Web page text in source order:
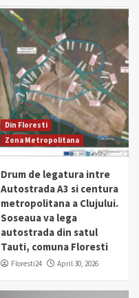
Din Floresti
Zona Metropolitana
Drum de legatura intre
Autostrada A3 si centura
metropolitana a Clujului.
Soseaua va lega
autostrada din satul
Tauti, comuna Floresti
Floresti24 April 30, 2026